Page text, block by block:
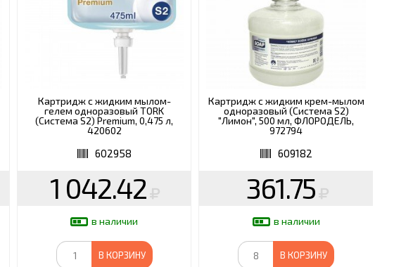
Картридж с жидким мылом-
гелем одноразовый TORK
(Система S2) Premium, 0,475 л,
420602
602958
1 042.42
в наличии
В КОРЗИНУ
Картридж с жидким крем-мылом
одноразовый (Система S2)
"Лимон", 500 мл, ФЛОРОДЕЛЬ,
972794
609182
361.75
в наличии
В КОРЗИНУ